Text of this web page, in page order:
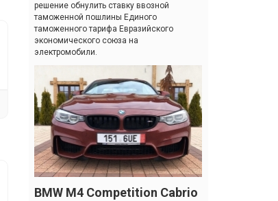
решение обнулить ставку ввозной
таможенной пошлины Единого
таможенного тарифа Евразийского
экономического союза на
электромобили.
BMW M4 Competition Cabrio